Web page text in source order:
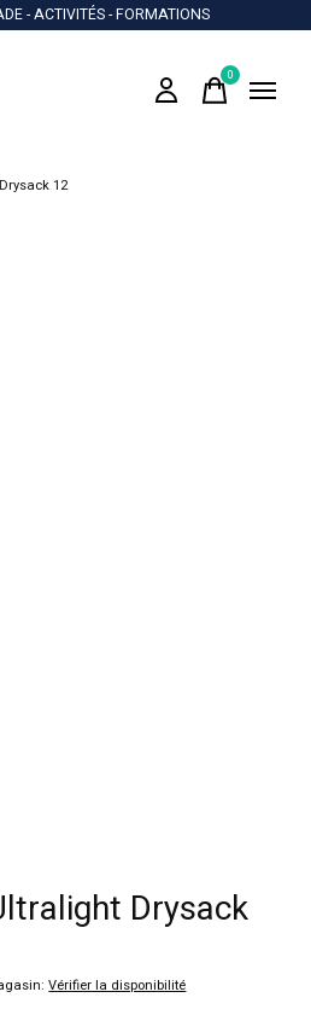
- ACTIVITÉS - FORMATIONS
0items
12
Drysack
:Vérifier la disponibilité